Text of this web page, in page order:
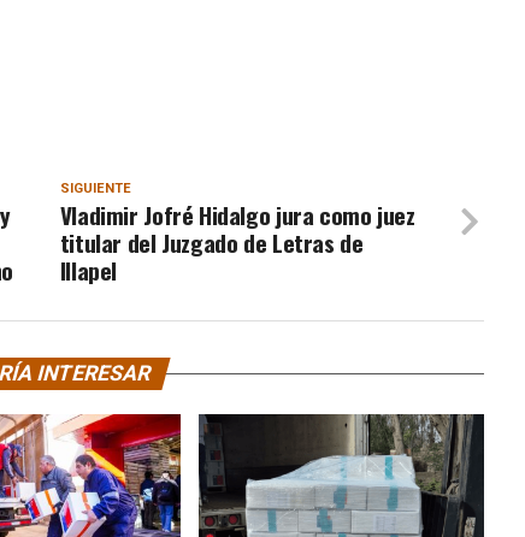
SIGUIENTE
Vladimir Jofré Hidalgo jura como juez
titular del Juzgado de Letras de
Illapel
INTERESAR